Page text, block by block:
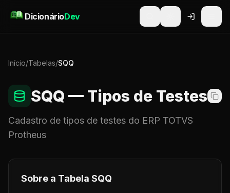
DicionárioDev
Início/Tabelas/SQQ
SQQ — Tipos de Testes
Cadastro de tipos de testes do ERP TOTVS
Protheus
Sobre a Tabela SQQ